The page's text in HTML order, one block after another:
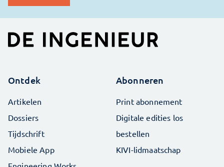
Ontdek
Artikelen
Dossiers
Tijdschrift
Mobiele App
Abonneren
Print abonnement
Digitale edities los
bestellen
KIVI-lidmaatschap